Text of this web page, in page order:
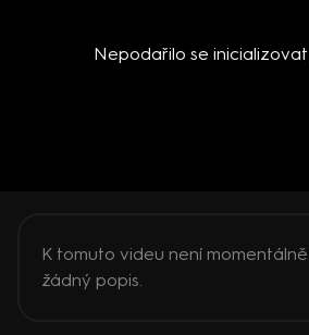
Nepodařilo se
K tomuto videu není
žádný popis.